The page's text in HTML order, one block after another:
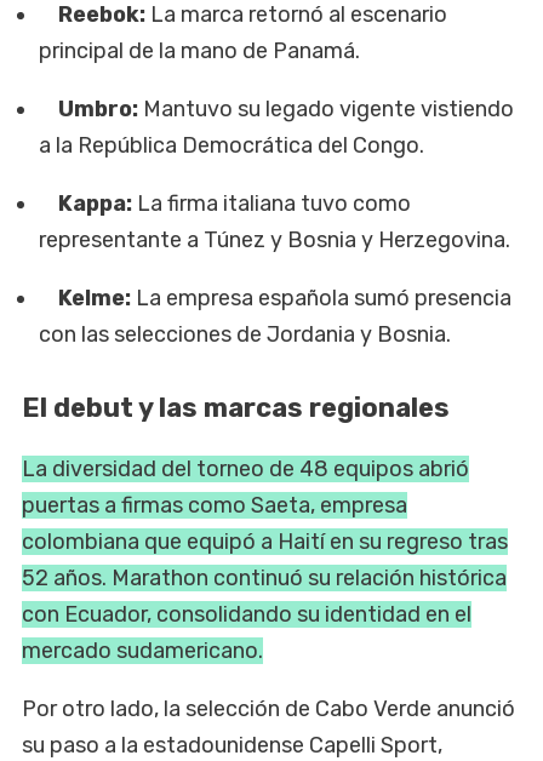
Reebok: La marca retornó al escenario
principal de la mano de Panamá.
Umbro: Mantuvo su legado vigente vistiendo
a la República Democrática del Congo.
Kappa: La firma italiana tuvo como
representante a Túnez y Bosnia y Herzegovina.
Kelme: La empresa española sumó presencia
con las selecciones de Jordania y Bosnia.
El debut y las marcas regionales
La diversidad del torneo de 48 equipos abrió
puertas a firmas como Saeta, empresa
colombiana que equipó a Haití en su regreso tras
52 años. Marathon continuó su relación histórica
con Ecuador, consolidando su identidad en el
mercado sudamericano.
Por otro lado, la selección de Cabo Verde anunció
su paso a la estadounidense Capelli Sport,